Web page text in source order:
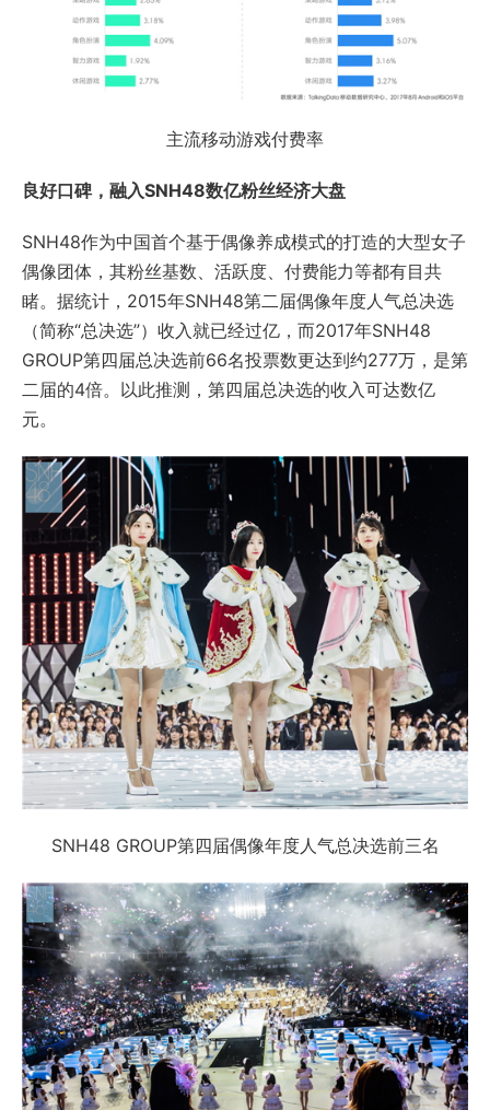
主流移动游戏付费率
良好口碑，融入SNH48数亿粉丝经济大盘
SNH48作为中国首个基于偶像养成模式的打造的大型女子
偶像团体，其粉丝基数、活跃度、付费能力等都有目共
睹。据统计，2015年SNH48第二届偶像年度人气总决选
（简称“总决选”）收入就已经过亿，而2017年SNH48
GROUP第四届总决选前66名投票数更达到约277万，是第
二届的4倍。以此推测，第四届总决选的收入可达数亿
元。
SNH48 GROUP第四届偶像年度人气总决选前三名